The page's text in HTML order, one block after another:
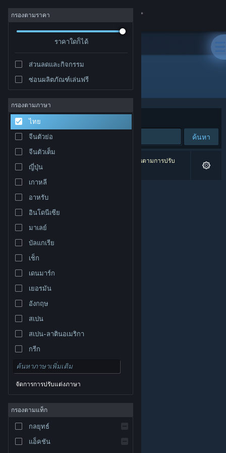
เข้าสู่ระบบ
ชุมชน
เกี่ยวกับ
ฝ่ายสนับสนุน
เปลี่ยนภาษา
รับแอป Steam แบบพกพา
ชมเว็บไซต์สำหรับเดสก์ท็อป
© Valve Corporation สงวนลิขสิทธิ์ เครื่องหมายการค้า
และประเทศอื่น
นโยบายความเป็นส่วนตัว
การช่วยการเข้าถึง|
Steam| การคืนเงิน
กรองตามราคา
ราคาใดก็ได้
ส่วนลดและกิจกรรม
ซ่อนผลิตภัณฑ์เล่นฟรี
กรองตามภาษา
ไทย
จีนตัวย่อ
จีนตัวเต็ม
ญี่ปุ่น
เกาหลี
อาหรับ
อินโดนีเซีย
มาเลย์
บัลแกเรีย
เช็ก
เดนมาร์ก
เยอรมัน
อังกฤษ
สเปน
สเปน-ลาตินอเมริกา
กรีก
จัดการการปรับแต่งภาษา
กรองตามแท็ก
กลยุทธ์
แอ็คชัน
ผู้จัดจำหน่าย: Phaenom GmbH
จัดเรียงตาม
ค้นหา
0 ผลลัพธ์ตรงกับที่คุณค้นหา 1 ผลิตภัณฑ์ได้ถูกละเว้นตามการปรับ
แต่งของคุณ